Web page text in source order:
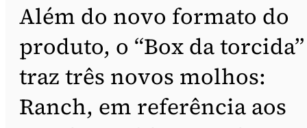
Além do novo formato do
produto, o “Box da torcida”
traz três novos molhos:
Ranch, em referência aos